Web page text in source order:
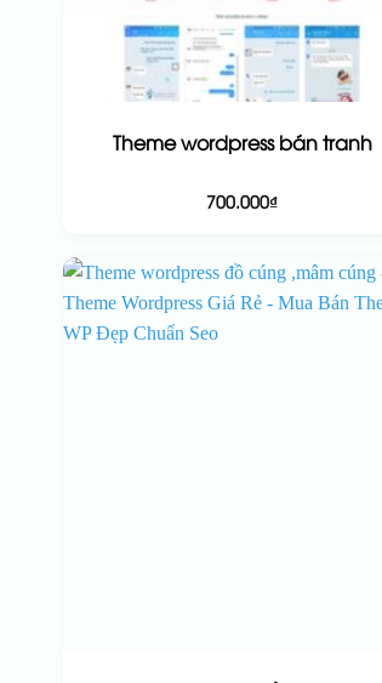
Theme wordpress bán tranh
700.000₫